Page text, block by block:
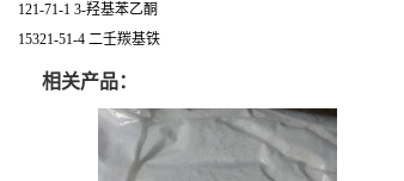
121-71-1 3-羟基苯乙酮
15321-51-4 二壬羰基铁
相关产品：